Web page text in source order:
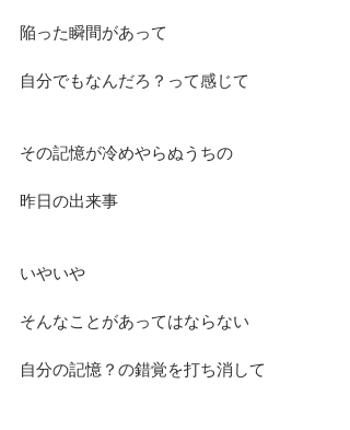
陥った瞬間があって
自分でもなんだろ？って感じて
その記憶が冷めやらぬうちの
昨日の出来事
いやいや
そんなことがあってはならない
自分の記憶？の錯覚を打ち消して